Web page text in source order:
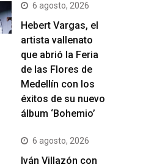
6 agosto, 2026
Hebert Vargas, el
artista vallenato
que abrió la Feria
de las Flores de
Medellín con los
éxitos de su nuevo
álbum ‘Bohemio’
6 agosto, 2026
Iván Villazón con